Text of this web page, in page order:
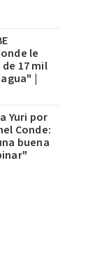
le
17 mil
|
Yuri por
Conde:
buena